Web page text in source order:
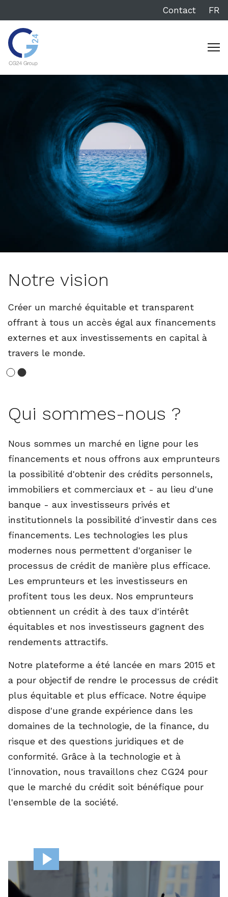
Contact FR
Qui sommes-nous ?
Nous sommes un marché en ligne pour les
financements et nous offrons aux emprunteurs
la possibilité d'obtenir des crédits personnels,
immobiliers et commerciaux et - au lieu d'une
banque - aux investisseurs privés et
institutionnels la possibilité d'investir dans ces
financements. Les technologies les plus
modernes nous permettent d'organiser le
processus de crédit de manière plus efficace.
Les emprunteurs et les investisseurs en
profitent tous les deux. Nos emprunteurs
obtiennent un crédit à des taux d'intérêt
équitables et nos investisseurs gagnent des
rendements attractifs.
Notre plateforme a été lancée en mars 2015 et
a pour objectif de rendre le processus de crédit
plus équitable et plus efficace. Notre équipe
dispose d'une grande expérience dans les
domaines de la technologie, de la finance, du
risque et des questions juridiques et de
conformité. Grâce à la technologie et à
l'innovation, nous travaillons chez CG24 pour
que le marché du crédit soit bénéfique pour
l'ensemble de la société.